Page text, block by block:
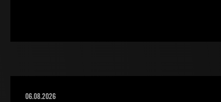
06.08.2026